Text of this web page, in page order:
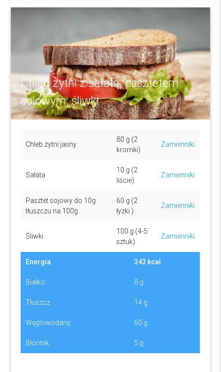
Chleb żytni z sałatą, pasztetem
sojowym; śliwki
Chleb żytni jasny
80 g (2
kromki)
Zamienniki
Sałata
10 g (2
liście)
Zamienniki
Pasztet sojowy do 10g
tłuszczu na 100g
60 g (2
łyżki )
Zamienniki
Śliwki
100 g (4-5
sztuk)
Zamienniki
Energia 343 kcal
Białko: 8 g
Tłuszcz: 14 g
Węglowodany: 60 g
Błonnik: 5 g